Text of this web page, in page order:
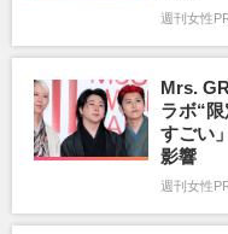
週刊女性
Mrs.
ラボ“
すごい
影響
週刊女性